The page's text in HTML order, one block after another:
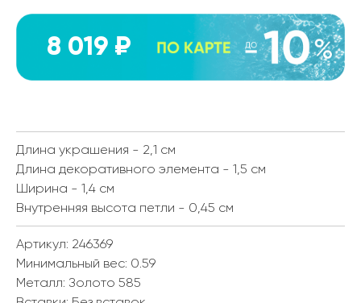
8 019 ₽
Длина украшения - 2,1 см
Длина декоративного элемента - 1,5 см
Ширина - 1,4 см
Внутренняя высота петли - 0,45 см
Артикул: 246369
Минимальный вес: 0.59
Металл: Золото 585